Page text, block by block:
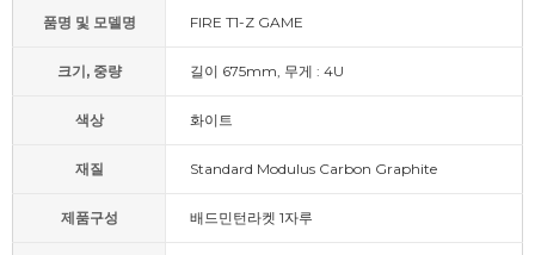
품명 및 모델명 FIRE T1-Z GAME
크기, 중량 길이 675mm, 무게 : 4U
색상 화이트
재질 Standard Modulus Carbon Graphite
제품구성 배드민턴라켓 1자루